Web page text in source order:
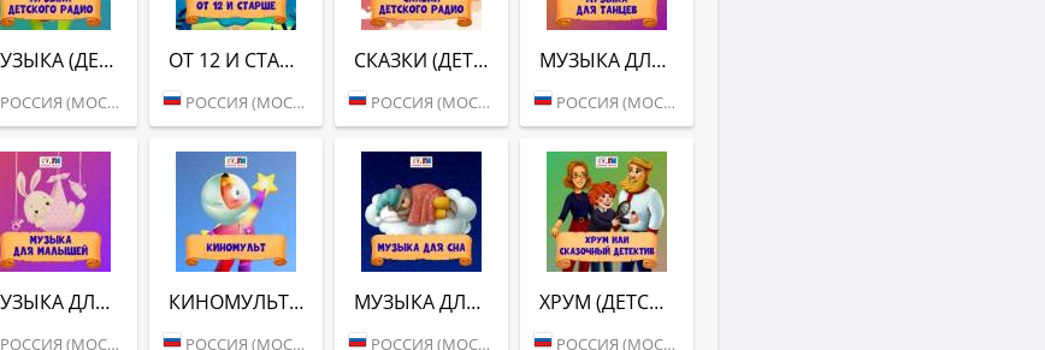
МУЗЫКА (ДЕТСКОЕ РАДИО)
РОССИЯ (МОСКВА)
ОТ 12 И СТАРШЕ (ДЕТСКОЕ РАДИО)
РОССИЯ (МОСКВА)
СКАЗКИ (ДЕТСКОЕ РАДИО)
РОССИЯ (МОСКВА)
МУЗЫКА ДЛЯ ТАНЦЕВ (ДЕТСКОЕ РАДИО)
РОССИЯ (МОСКВА)
МУЗЫКА ДЛЯ МАЛЫШЕЙ (ДЕТСКОЕ РАДИО)
РОССИЯ (МОСКВА)
КИНОМУЛЬТ (ДЕТСКОЕ РАДИО)
РОССИЯ (МОСКВА)
МУЗЫКА ДЛЯ СНА (ДЕТСКОЕ РАДИО)
РОССИЯ (МОСКВА)
ХРУМ (ДЕТСКОЕ РАДИО)
РОССИЯ (МОСКВА)